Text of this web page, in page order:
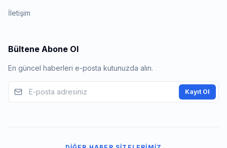
İletişim
Bültene Abone Ol
En güncel haberleri e-posta kutunuzda alın.
Kayıt Ol